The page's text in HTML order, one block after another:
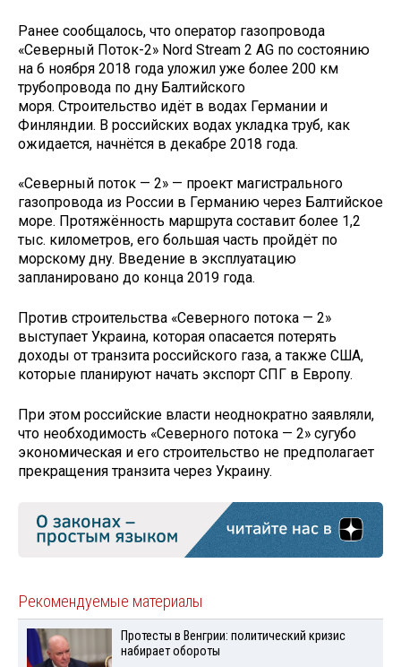
Ранее сообщалось, что оператор газопровода
«Северный Поток-2» Nord Stream 2 AG по состоянию
на 6 ноября 2018 года уложил уже более 200 км
трубопровода по дну Балтийского
моря. Строительство идёт в водах Германии и
Финляндии. В российских водах укладка труб, как
ожидается, начнётся в декабре 2018 года.
«Северный поток — 2» — проект магистрального
газопровода из России в Германию через Балтийское
море. Протяжённость маршрута составит более 1,2
тыс. километров, его большая часть пройдёт по
морскому дну. Введение в эксплуатацию
запланировано до конца 2019 года.
Против строительства «Северного потока — 2»
выступает Украина, которая опасается потерять
доходы от транзита российского газа, а также США,
которые планируют начать экспорт СПГ в Европу.
При этом российские власти неоднократно заявляли,
что необходимость «Северного потока — 2» сугубо
экономическая и его строительство не предполагает
прекращения транзита через Украину.
Рекомендуемые материалы
Протесты в Венгрии: политический кризис
набирает обороты